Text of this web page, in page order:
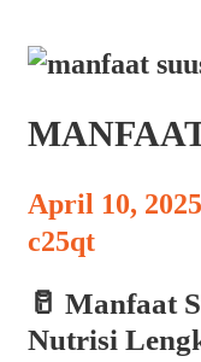
April 10, 2025
c25qt
🥛 Manfaat
Nutrisi